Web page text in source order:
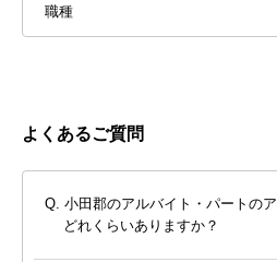
職種
よくあるご質問
小田郡のアルバイト・パートの
どれくらいありますか？